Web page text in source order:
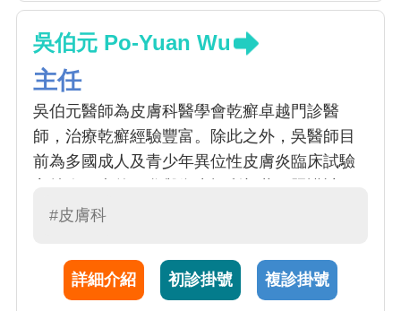
吳伯元 Po-Yuan Wu
主任
吳伯元醫師為皮膚科醫學會乾癬卓越門診醫
師，治療乾癬經驗豐富。除此之外，吳醫師目
前為多國成人及青少年異位性皮膚炎臨床試驗
畫，對於嚴重異位性皮膚炎，提供更多的治療
別有興趣，包含蕁麻疹、尿毒性搔癢、藥物疹
及皮膚過敏等等。 其他則為一般皮膚腫瘤診
#皮膚科
詳細介紹 初診掛號 複診掛號